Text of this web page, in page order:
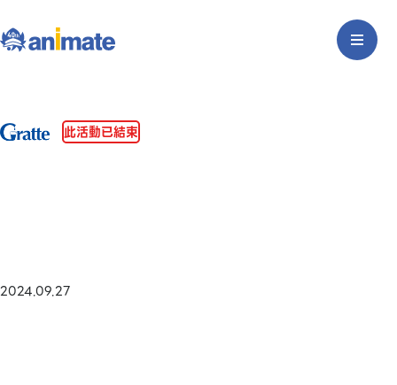
此活動已結束
2024.09.27